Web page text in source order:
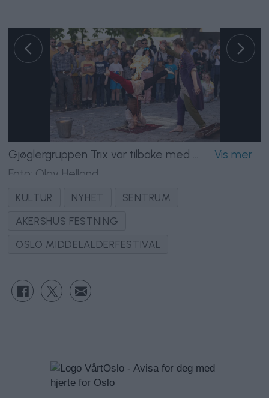
Gjøglergruppen Trix var tilbake med sin kombinasjon av humor og heseblesende stunts.
Foto: Olav Helland
KULTUR NYHET
SENTRUM
AKERSHUS FESTNING
OSLO MIDDELALDERFESTIVAL